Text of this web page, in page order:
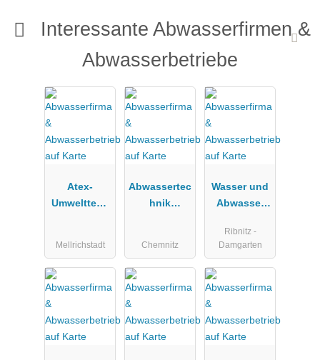
Interessante Abwasserfirmen &
Abwasserbetriebe
Atex-
Umwelttech
Mellrichstadt
Abwassertec
hnik
Chemnitz
Wasser und
Abwasser
Boddenland
-
Ribnitz -
Damgarten